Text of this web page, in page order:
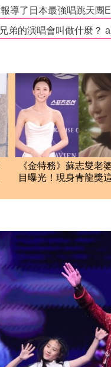
《金特務》蘇志燮老
目曝光！現身青龍獎